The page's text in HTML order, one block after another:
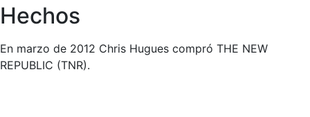
Hechos
En marzo de 2012 Chris Hugues compró THE NEW
REPUBLIC (TNR).